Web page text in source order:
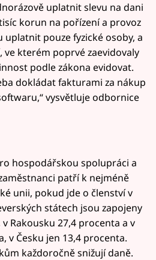
uplatnit slevu na dani
korun na pořízení a provoz
uplatnit pouze fyzické osoby, a
ve kterém poprvé zaevidovaly
podle zákona evidovat.
dokládat fakturami za nákup
vysvětluje odbornice
hospodářskou spolupráci a
patří k nejméně
unii, pokud jde o členství v
státech jsou zapojeny
Rakousku 27,4 procenta a v
v Česku jen 13,4 procenta.
každoročně snižují daně.